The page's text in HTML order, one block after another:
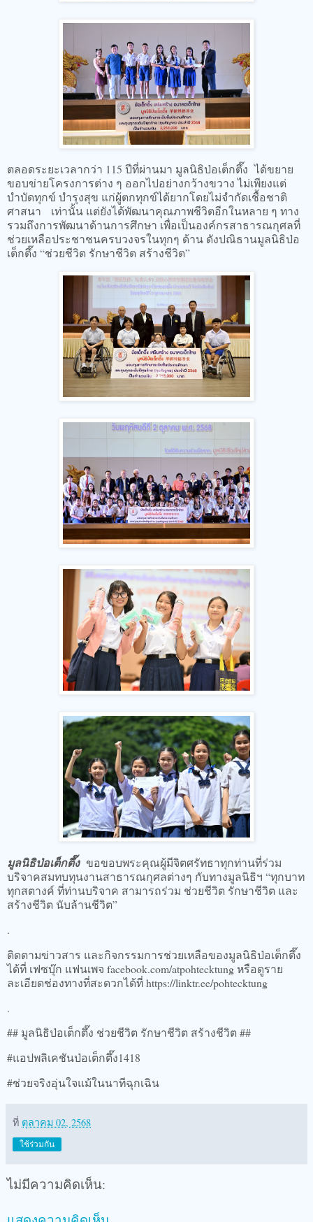
ตลอดระยะเวลากว่า 115 ปีที่ผ่านมา มูลนิธิป่อเต็กตึ๊ง ได้ขยาย
ขอบข่ายโครงการต่าง ๆ ออกไปอย่างกว้างขวาง ไม่เพียงแต่
บำบัดทุกข์ บำรุงสุข แก่ผู้ตกทุกข์ได้ยากโดยไม่จำกัดเชื้อชาติ
ศาสนา เท่านั้น แต่ยังได้พัฒนาคุณภาพชีวิตอีกในหลาย ๆ ทาง
รวมถึงการพัฒนาด้านการศึกษา เพื่อเป็นองค์กรสาธารณกุศลที่
ช่วยเหลือประชาชนครบวงจรในทุกๆ ด้าน ดังปณิธานมูลนิธิป่อ
เต็กตึ๊ง “ช่วยชีวิต รักษาชีวิต สร้างชีวิต”
มูลนิธิป่อเต็กตึ๊งขอขอบพระคุณผู้มีจิตศรัทธาทุกท่านที่ร่วม
บริจาคสมทบทุนงานสาธารณกุศลต่างๆ กับทางมูลนิธิฯ “ทุกบาท
ทุกสตางค์ ที่ท่านบริจาค สามารถร่วม ช่วยชีวิต รักษาชีวิต และ
สร้างชีวิต นับล้านชีวิต”
.
ติดตามข่าวสาร และกิจกรรมการช่วยเหลือของมูลนิธิป่อเต็กตึ๊ง
ได้ที่ เฟซบุ๊ก แฟนเพจ facebook.com/atpohtecktung หรือดูราย
ละเอียดช่องทางที่สะดวกได้ที่ https://linktr.ee/pohtecktung
.
## มูลนิธิป่อเต็กตึ๊ง ช่วยชีวิต รักษาชีวิต สร้างชีวิต ##
#แอปพลิเคชันป่อเต็กตึ๊ง1418
#ช่วยจริงอุ่นใจแม้ในนาทีฉุกเฉิน
ที่ ตุลาคม 02, 2568
ใช้ร่วมกัน
ไม่มีความคิดเห็น: